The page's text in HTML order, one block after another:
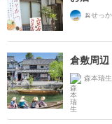
倉敷周辺
森本瑞生